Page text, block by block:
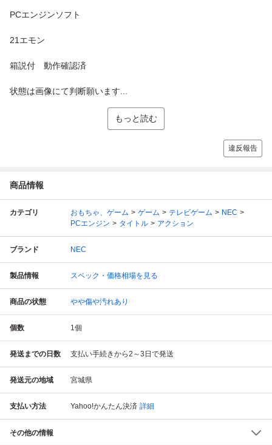
PCエンジンソフト
21エモン
箱説付 動作確認済
状態は画像にて判断願います...
もっと読む
違反報告
商品情報
カテゴリ おもちゃ、ゲーム ゲーム テレビゲーム
NEC
PCエンジン
タイトル アクション
ブランド NEC
製品情報 スペック・価格相場を見る
商品の状態 やや傷や汚れあり
個数 1個
発送までの日数 支払い手続きから2～3日で発送
発送元の地域 宮城県
支払い方法 Yahoo!かんたん決済 詳細
その他の情報